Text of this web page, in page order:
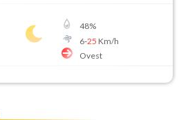
48%
6-25 Km/h
Ovest